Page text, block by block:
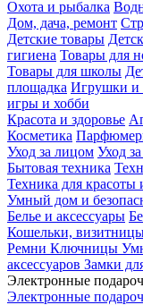
Охота и рыбалка
Дом, дача, ремонт
Детские товары
гигиена Товары для
Товары для школы
площадка Игрушки и
игры и хобби
Красота и здоровье
Косметика
Уход за лицом Уход
Бытовая техника
Техника для красоты
Умный дом и
Белье и аксессуары
Кошельки,
Ремни Ключницы
аксессуаров Замки
Электронные
Электронные